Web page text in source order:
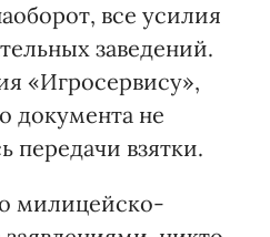
все усилия
заведений.
«Игросервису»,
документа не
передачи взятки.
милицейско-